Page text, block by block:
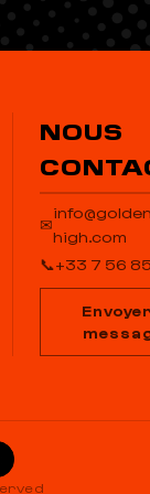
NOUS
✉
high.com
📞+33 7 56